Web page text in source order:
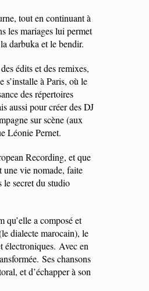
tout en continuant à
les mariages lui permet
darbuka et le bendir.
édits et des remixes,
s’installe à Paris, où le
des répertoires
aussi pour créer des DJ
sur scène (aux
Léonie Pernet.
Recording, et que
vie nomade, faite
le secret du studio
qu’elle a composé et
dialecte marocain), le
électroniques. Avec en
Ses chansons
et d’échapper à son